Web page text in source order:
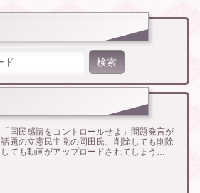
「国民感情をコントロールせよ」問題発言が
話題の立憲民主党の岡田氏、削除しても削除
しても動画がアップロードされてしまう…